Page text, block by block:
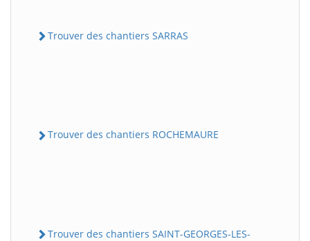
Trouver des chantiers SARRAS
Trouver des chantiers ROCHEMAURE
Trouver des chantiers SAINT-GEORGES-LES-